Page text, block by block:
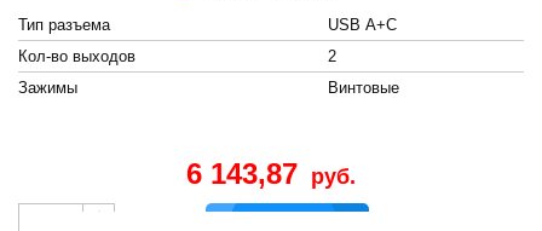
Тип разъема
USB А+C
Кол-во выходов
2
Зажимы
Винтовые
6 143,87 руб.